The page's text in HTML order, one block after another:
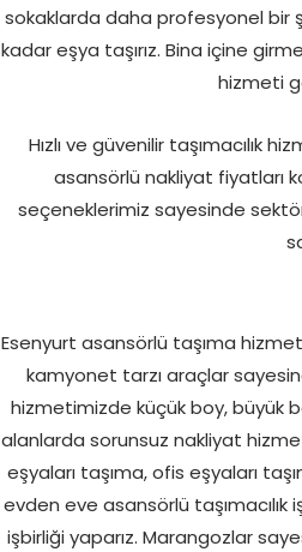
sokaklarda daha profesyonel bir
kadar eşya taşırız. Bina içine
hizmeti
Hızlı ve güvenilir taşımacılık
asansörlü nakliyat fiyatları
seçeneklerimiz sayesinde
Esenyurt asansörlü taşıma
kamyonet tarzı araçlar
hizmetimizde küçük boy, büyük
alanlarda sorunsuz nakliyat
eşyaları taşıma, ofis eşyaları
evden eve asansörlü taşımacılık
işbirliği yaparız. Marangozlar